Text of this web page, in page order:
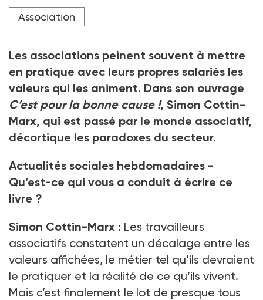
Chercheur associé au Laboratoire techniques,
territoires et sociétés (Latts), Simon Cottin-Marx
Crédit photo DR
Association
Les associations peinent souvent à mettre
en pratique avec leurs propres salariés les
valeurs qui les animent. Dans son ouvrage
C’est pour la bonne cause !, Simon Cottin-
Marx, qui est passé par le monde associatif,
décortique les paradoxes du secteur.
Actualités sociales hebdomadaires -
Qu’est-ce qui vous a conduit à écrire ce
livre ?
Simon Cottin-Marx : Les travailleurs
associatifs constatent un décalage entre les
valeurs affichées, le métier tel qu’ils devraient
le pratiquer et la réalité de ce qu’ils vivent.
Mais c’est finalement le lot de presque tous